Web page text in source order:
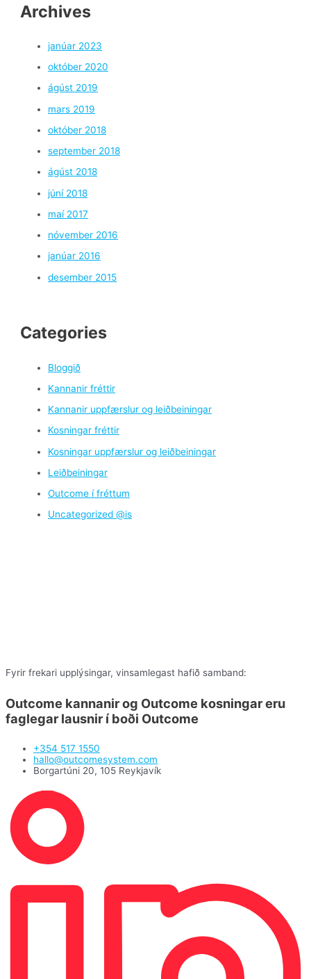
Archives
janúar 2023
október 2020
ágúst 2019
mars 2019
október 2018
september 2018
ágúst 2018
júní 2018
maí 2017
nóvember 2016
janúar 2016
desember 2015
Categories
Bloggið
Kannanir fréttir
Kannanir uppfærslur og leiðbeiningar
Kosningar fréttir
Kosningar uppfærslur og leiðbeiningar
Leiðbeiningar
Outcome í fréttum
Uncategorized @is
Fyrir frekari upplýsingar, vinsamlegast hafið samband:
Outcome kannanirog Outcome kosningareru
faglegar lausnir í boði Outcome
+354 517 1550
hallo@outcomesystem.com
Borgartúni 20, 105 Reykjavík